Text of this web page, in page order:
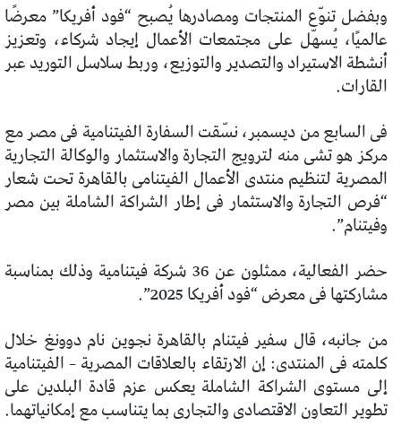
وبفضل تنوّع المنتجات ومصادرها يُصبح “فود أفريكا” معرضًا
عالميًا، يُسهّل على مجتمعات الأعمال إيجاد شركاء، وتعزيز
أنشطة الاستيراد والتصدير والتوزيع، وربط سلاسل التوريد عبر
القارات.
فى السابع من ديسمبر، نسّقت السفارة الفيتنامية فى مصر مع
مركز هو تشى منه لترويج التجارة والاستثمار والوكالة التجارية
المصرية لتنظيم منتدى الأعمال الفيتنامى بالقاهرة تحت شعار
“فرص التجارة والاستثمار فى إطار الشراكة الشاملة بين مصر
وفيتنام”.
حضر الفعالية، ممثلون عن 36 شركة فيتنامية وذلك بمناسبة
مشاركتها فى معرض “فود أفريكا 2025”.
من جانبه، قال سفير فيتنام بالقاهرة نجوين نام دوونغ خلال
كلمته فى المنتدى: إن الارتقاء بالعلاقات المصرية – الفيتنامية
إلى مستوى الشراكة الشاملة يعكس عزم قادة البلدين على
تطوير التعاون الاقتصادى والتجارى بما يتناسب مع إمكانياتهما.